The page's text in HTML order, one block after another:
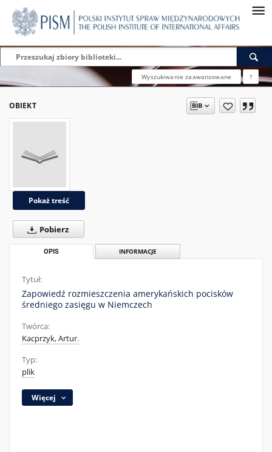
Wyszukiwanie zaawansowane ?
OBIEKT
Pokaż treść
Pobierz
OPIS INFORMACJE
Tytuł:
Zapowiedź rozmieszczenia amerykańskich pocisków
średniego zasięgu w Niemczech
Twórca:
Kacprzyk, Artur.
Typ:
plik
Więcej